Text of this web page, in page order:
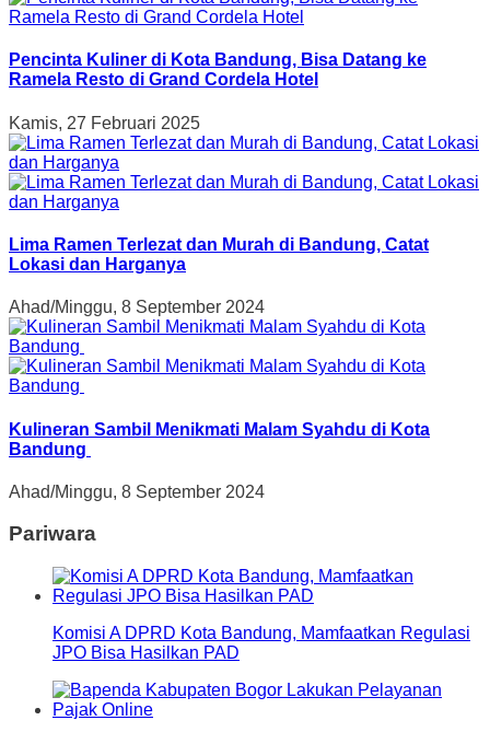
Pencinta Kuliner di Kota Bandung, Bisa Datang ke
Ramela Resto di Grand Cordela Hotel
Kamis, 27 Februari 2025
Lima Ramen Terlezat dan Murah di Bandung, Catat
Lokasi dan Harganya
Ahad/Minggu, 8 September 2024
Kulineran Sambil Menikmati Malam Syahdu di Kota
Bandung
Ahad/Minggu, 8 September 2024
Pariwara
Komisi A DPRD Kota Bandung, Mamfaatkan Regulasi
JPO Bisa Hasilkan PAD